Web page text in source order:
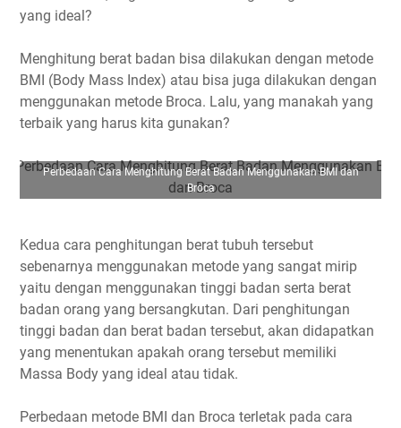
yang ideal?
Menghitung berat badan bisa dilakukan dengan metode
BMI (Body Mass Index) atau bisa juga dilakukan dengan
menggunakan metode Broca. Lalu, yang manakah yang
terbaik yang harus kita gunakan?
Perbedaan Cara Menghitung Berat Badan Menggunakan BMI dan
Broca
Kedua cara penghitungan berat tubuh tersebut
sebenarnya menggunakan metode yang sangat mirip
yaitu dengan menggunakan tinggi badan serta berat
badan orang yang bersangkutan. Dari penghitungan
tinggi badan dan berat badan tersebut, akan didapatkan
yang menentukan apakah orang tersebut memiliki
Massa Body yang ideal atau tidak.
Perbedaan metode BMI dan Broca terletak pada cara